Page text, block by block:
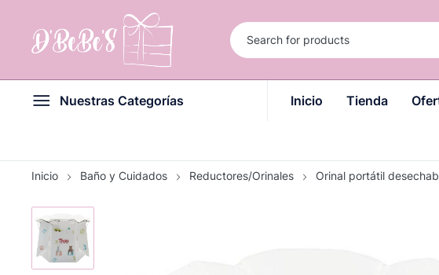
Nuestras Categorías Inicio Tienda
Inicio Baño y Cuidados Reductores/Orinales Orinal portátil